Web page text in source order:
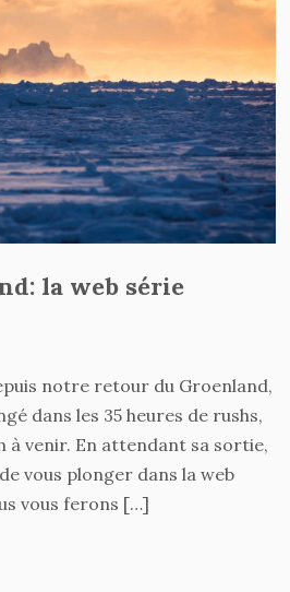
la web série
notre retour du Groenland,
dans les 35 heures de rushs,
à venir. En attendant sa sortie,
vous plonger dans la web
vous ferons […]